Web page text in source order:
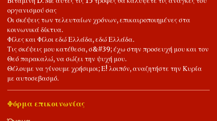
Λόγου και Αντίλογου. 💐📖⚖️🤝⚖️📖💐
οργανισμού σας
Οι σκέψεις των τελευταίων χρόνων, επικαιροποιημένες στα
κοινωνικά δίκτυα.
Φίλες και Φίλοι εδώ Ελλάδα, εδώ Ελλάδα.
Τις σκέψεις μου κατέθεσα, σ&#39; έχω στην προσευχή μου και τον
Θεό παρακαλώ, να σώζει την ψυχή μου.
Θέλουμε να γίνουμε χρήσιμοι; Ε! λοιπόν, αναζητήστε την Κυρία
με αυτοσεβασμό.
Φόρμα επικοινωνίας